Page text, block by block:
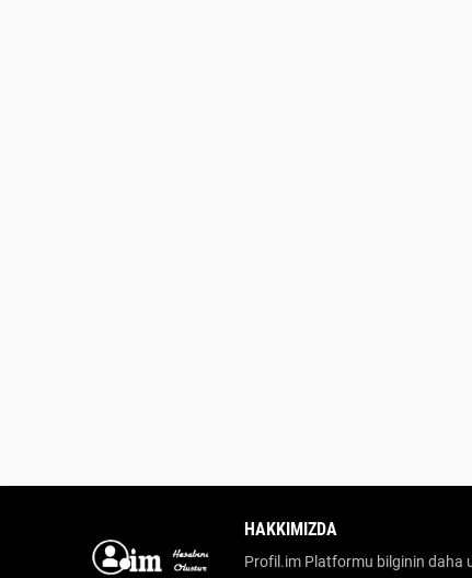
HAKKIMIZDA
Profil.im Platformu bilginin daha